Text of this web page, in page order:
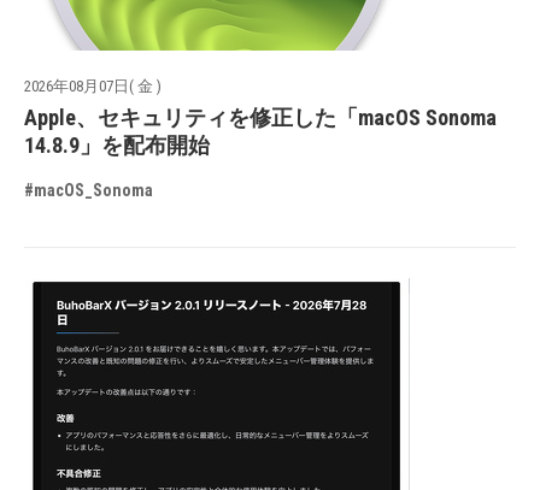
2026年08月07日( 金 )
Apple、セキュリティを修正した「macOS Sonoma
14.8.9」を配布開始
#macOS_Sonoma